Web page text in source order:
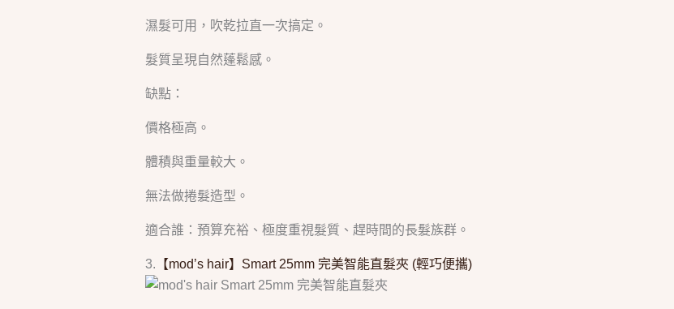
濕髮可用，吹乾拉直一次搞定。
髮質呈現自然蓬鬆感。
缺點：
價格極高。
體積與重量較大。
無法做捲髮造型。
適合誰：預算充裕、極度重視髮質、趕時間的長髮族群。
3. 【mod’s hair】Smart 25mm 完美智能直髮夾 (輕巧便攜)